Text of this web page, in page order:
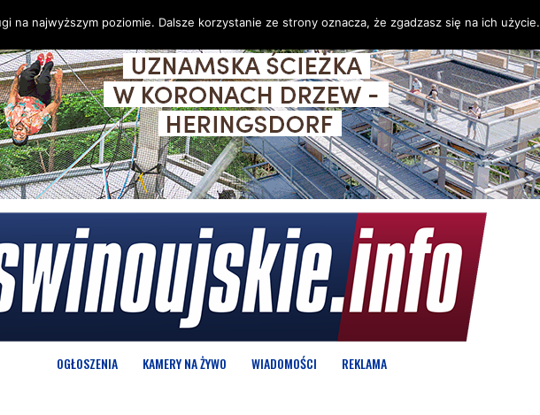
OGŁOSZENIA KAMERY NA ŻYWO WIADOMOŚCI REKLAMA
na najwyższym poziomie. Dalsze korzystanie ze strony oznacza, że zgadzasz się na ich użycie.